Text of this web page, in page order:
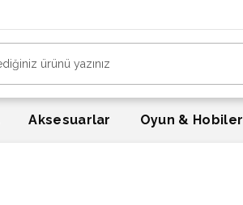
Aksesuarlar Oyun & Hobiler